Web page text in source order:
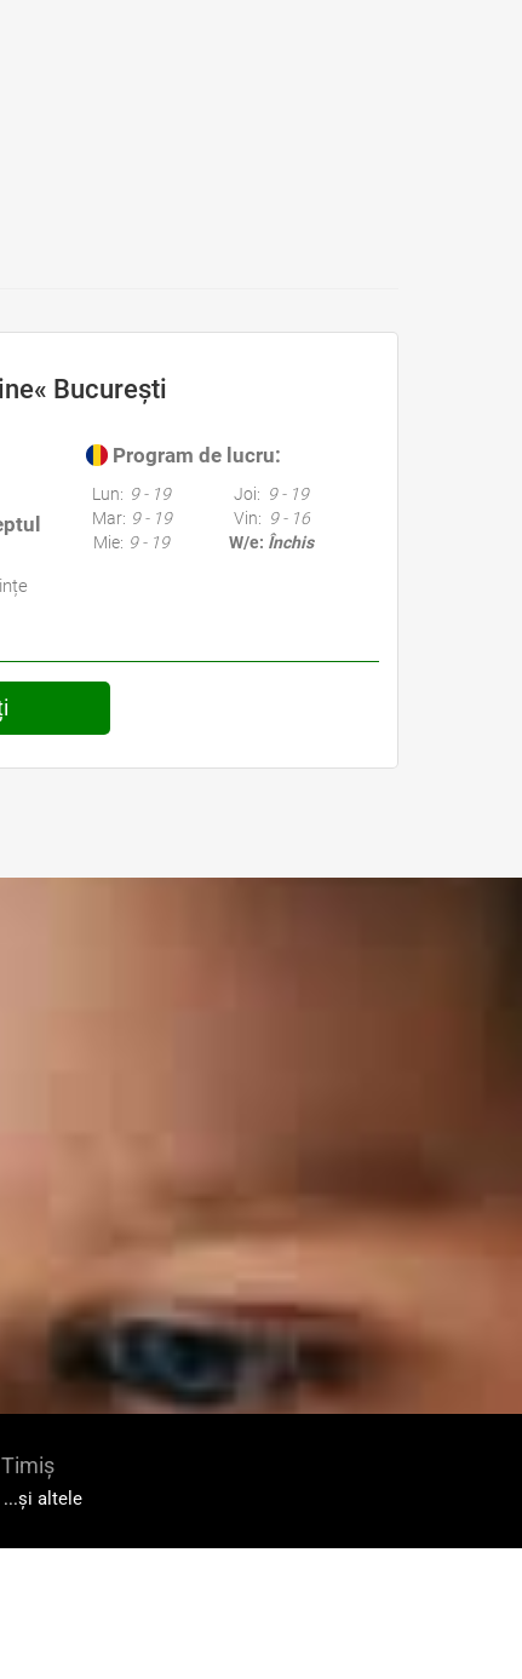
București
Program de lucru:
Lun: 9 - 19
Mar: 9 - 19
Mie: 9 - 19
Joi: 9 - 19
Vin: 9 - 16
W/e: Închis
Timiș
...și altele